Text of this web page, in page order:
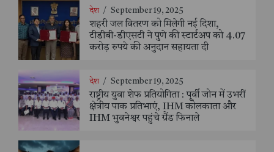
देश / September 19, 2025
शहरी जल वितरण को मिलेगी नई दिशा,
टीडीबी-डीएसटी ने पुणे की स्टार्टअप को 4.07
करोड़ रुपये की अनुदान सहायता दी
देश / September 19, 2025
राष्ट्रीय युवा शेफ प्रतियोगिता : पूर्वी जोन में उभरीं
क्षेत्रीय पाक प्रतिभाएं, IHM कोलकाता और
IHM भुवनेश्वर पहुंचे ग्रैंड फिनाले